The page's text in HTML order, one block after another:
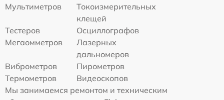
Мультиметров
Токоизмерительных
клещей
Тестеров
Осциллографов
Мегаомметров
Лазерных
дальномеров
Виброметров
Пирометров
Термометров
Видеоскопов
Мы занимаемся ремонтом и техническим